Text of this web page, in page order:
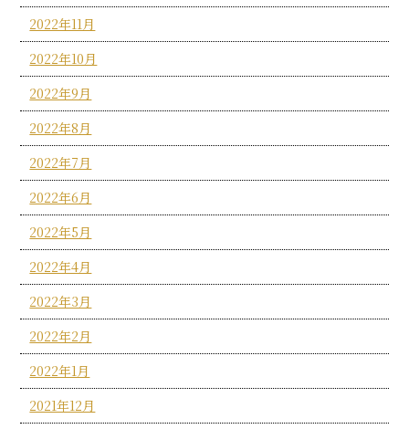
2022年11月
2022年10月
2022年9月
2022年8月
2022年7月
2022年6月
2022年5月
2022年4月
2022年3月
2022年2月
2022年1月
2021年12月